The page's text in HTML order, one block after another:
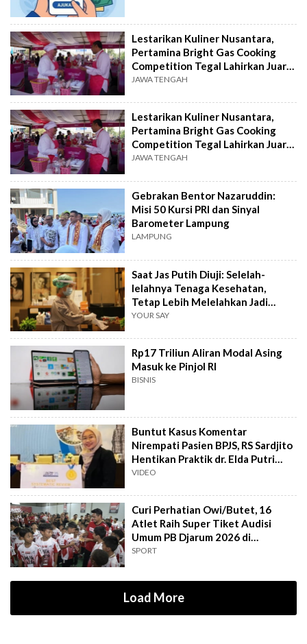
Lestarikan Kuliner Nusantara,
Pertamina Bright Gas Cooking
Competition Tegal Lahirkan Juara
Baru
JAWA TENGAH
Lestarikan Kuliner Nusantara,
Pertamina Bright Gas Cooking
Competition Tegal Lahirkan Juara
Baru
JAWA TENGAH
Gebrakan Bentor Nazaruddin:
Misi 50 Kursi PRI dan Sinyal
Barometer Lampung
LAMPUNG
Saat Jas Putih Diuji: Selelah-
lelahnya Tenaga Kesehatan,
Tetap Lebih Melelahkan Jadi
Pasien
YOUR SAY
Rp17 Triliun Aliran Modal Asing
Masuk ke Pinjol RI
BISNIS
Buntut Kasus Komentar
Nirempati Pasien BPJS, RS Sardjito
Hentikan Praktik dr. Elda Putri
Rahard
VIDEO
Curi Perhatian Owi/Butet, 16
Atlet Raih Super Tiket Audisi
Umum PB Djarum 2026 di
Makassar
SPORT
Load More